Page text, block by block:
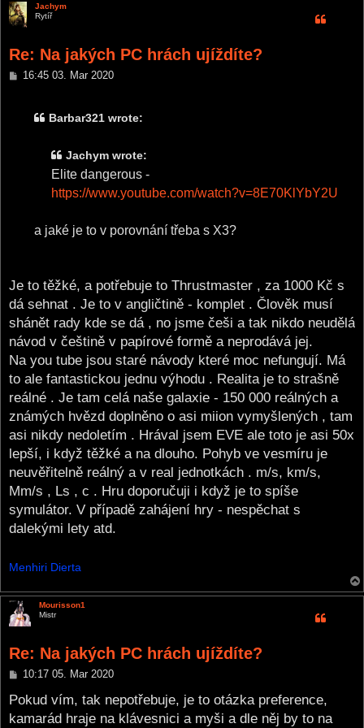
Jachym
Rytíř
Re: Na jakých PC hrách ujíždíte?
P16:45 03. Mar 2020
Barbar321 wrote:
Jachym wrote:
Elite dangerous -
https://www.youtube.com/watch?v=8E70KlYbY2U
a jaké je to v porovnání třeba s X3?
Je to těžké, a potřebuje to Thrustmaster , za 1000 Kč s
dá sehnat . Je to v angličtině - komplet . Člověk musí
shánět rady kde se dá , no jsme češi a tak nikdo neudělá
návod v češtině v papírové formě a neprodává jej.
Na you tube jsou staré návody které moc nefungují. Má
to ale fantastickou jednu výhodu . Realita je to strašně
reálné . Je tam celá naše galaxie - 150 000 reálných a
známých hvězd doplněno o asi miion vymyšlených , tam
asi nikdy nedoletím . Hrával jsem EVE ale toto je asi 50x
lepší, i když těžké a na dlouho. Pohyb ve vesmíru je
neuvěřitelně reálný a v real jednotkách . m/s, km/s,
Mm/s , Ls , c . Hru doporučuji i když je to spíše
symulátor. V případě zahájení hry - nespěchat s
dalekými lety atd.
Menhiri Dierta
Mourisson1
Mistr
Re: Na jakých PC hrách ujíždíte?
P
s
10:17 05. Mar 2020
Pokud vím, tak nepotřebuje, je to otázka preference,
kamarád hraje na klávesnici a myši a dle něj by to na